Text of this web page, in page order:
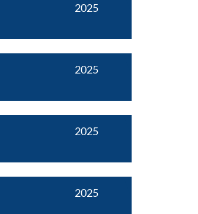
2025
2025
2025
2025